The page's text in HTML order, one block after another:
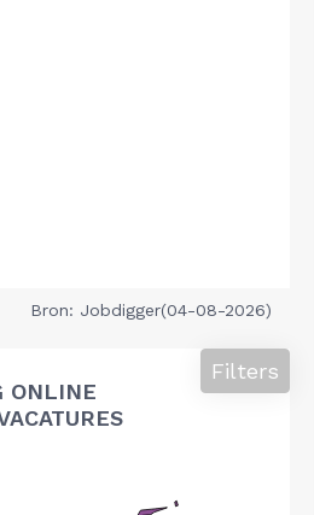
Bron: Jobdigger(04-08-2026)
ONLINE
Filters